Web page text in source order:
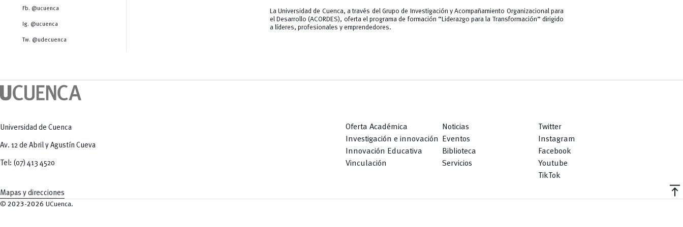
Tecnologías
Radio Universitaria
Sostenibilidad
Fb. @ucuenca
Ig. @ucuenca
Tw. @udecuenca
La Universidad de Cuenca, a través del Grupo de Investigación y Acompañamiento Organizacional para
el Desarrollo (ACORDES), oferta el programa de formación “Liderazgo para la Transformación” dirigido
a líderes, profesionales y emprendedores.
Universidad de Cuenca
Av. 12 de Abril y Agustín Cueva
Tel: (07) 413 4520
Mapas y direcciones
Oferta Académica
Investigación e innovación
Innovación Educativa
Vinculación
Noticias
Eventos
Biblioteca
Servicios
Twitter
Instagram
Facebook
Youtube
TikTok
vertical_align_top
© 2023-2026 UCuenca.